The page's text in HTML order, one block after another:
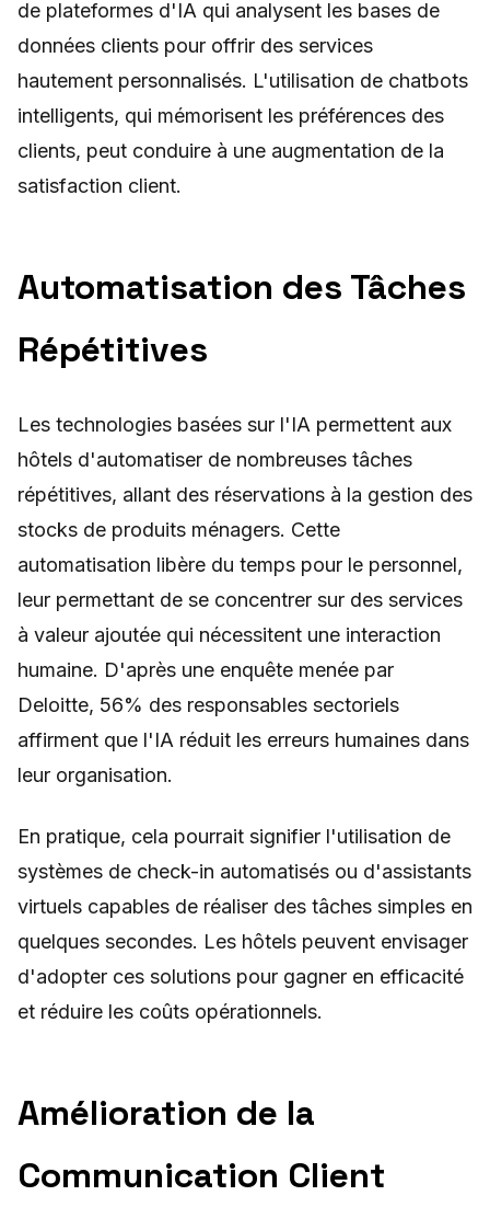
de plateformes d'IA qui analysent les bases de
données clients pour offrir des services
hautement personnalisés. L'utilisation de chatbots
intelligents, qui mémorisent les préférences des
clients, peut conduire à une augmentation de la
satisfaction client.
Automatisation des Tâches
Répétitives
Les technologies basées sur l'IA permettent aux
hôtels d'automatiser de nombreuses tâches
répétitives, allant des réservations à la gestion des
stocks de produits ménagers. Cette
automatisation libère du temps pour le personnel,
leur permettant de se concentrer sur des services
à valeur ajoutée qui nécessitent une interaction
humaine. D'après une enquête menée par
Deloitte, 56% des responsables sectoriels
affirment que l'IA réduit les erreurs humaines dans
leur organisation.
En pratique, cela pourrait signifier l'utilisation de
systèmes de check-in automatisés ou d'assistants
virtuels capables de réaliser des tâches simples en
quelques secondes. Les hôtels peuvent envisager
d'adopter ces solutions pour gagner en efficacité
et réduire les coûts opérationnels.
Amélioration de la
Communication Client